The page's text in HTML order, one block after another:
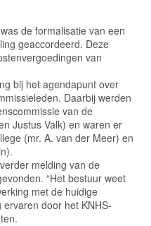
de formalisatie van een
geaccordeerd. Deze
van
bij het agendapunt over
Daarbij werden
van de
Justus Valk) en waren er
(mr. A. van der Meer) en
melding van de
“Het bestuur weet
met de huidige
door het KNHS-